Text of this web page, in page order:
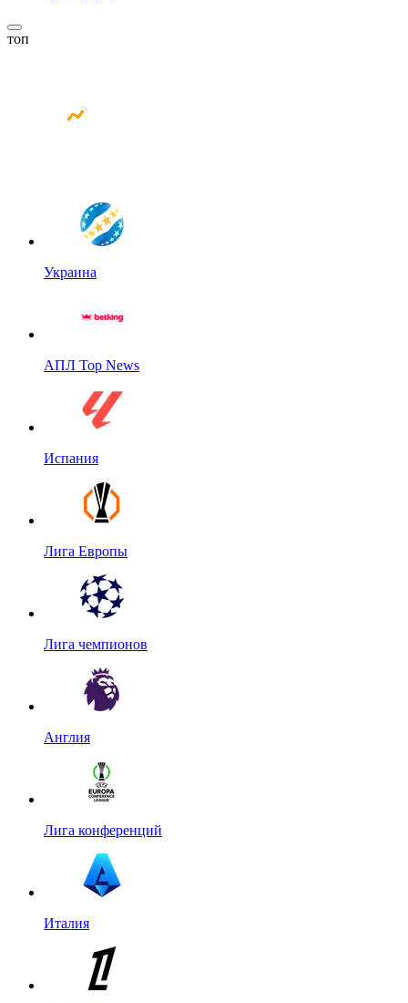
топ
Украина
АПЛ Top News
Испания
Лига Европы
Лига чемпионов
Англия
Лига конференций
Италия